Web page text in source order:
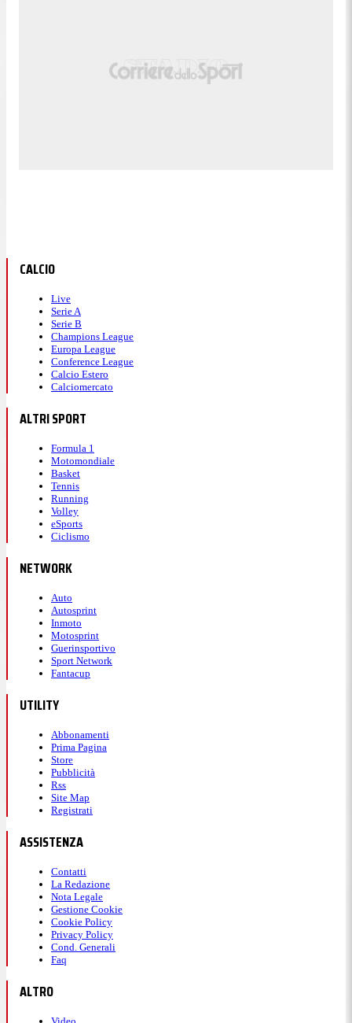
CALCIO
Live
Serie A
Serie B
Champions League
Europa League
Conference League
Calcio Estero
Calciomercato
ALTRI SPORT
Formula 1
Motomondiale
Basket
Tennis
Running
Volley
eSports
Ciclismo
NETWORK
Auto
Autosprint
Inmoto
Motosprint
Guerinsportivo
Sport Network
Fantacup
UTILITY
Abbonamenti
Prima Pagina
Store
Pubblicità
Rss
Site Map
Registrati
ASSISTENZA
Contatti
La Redazione
Nota Legale
Gestione Cookie
Cookie Policy
Privacy Policy
Cond. Generali
Faq
ALTRO